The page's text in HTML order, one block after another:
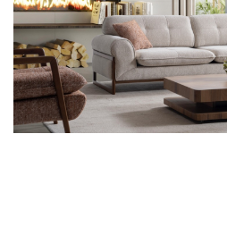
Noptiere
Mobila dining
Console extensibile
Scaune
Covoare dining
Mese